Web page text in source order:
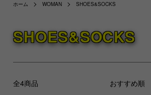
ホーム WOMAN SHOES&SOCKS
SHOES&SOCKS
全4商品 おすすめ順